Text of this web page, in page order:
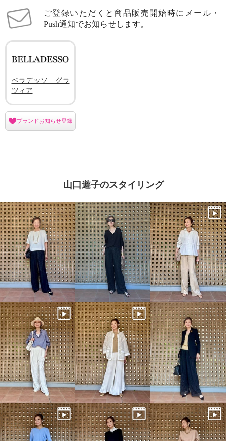
ご登録いただくと商品販売開始時にメール・
Push通知でお知らせします。
ベラデッソ グラ
ツィア
ブランドお知らせ登録
山口遊子のスタイリング